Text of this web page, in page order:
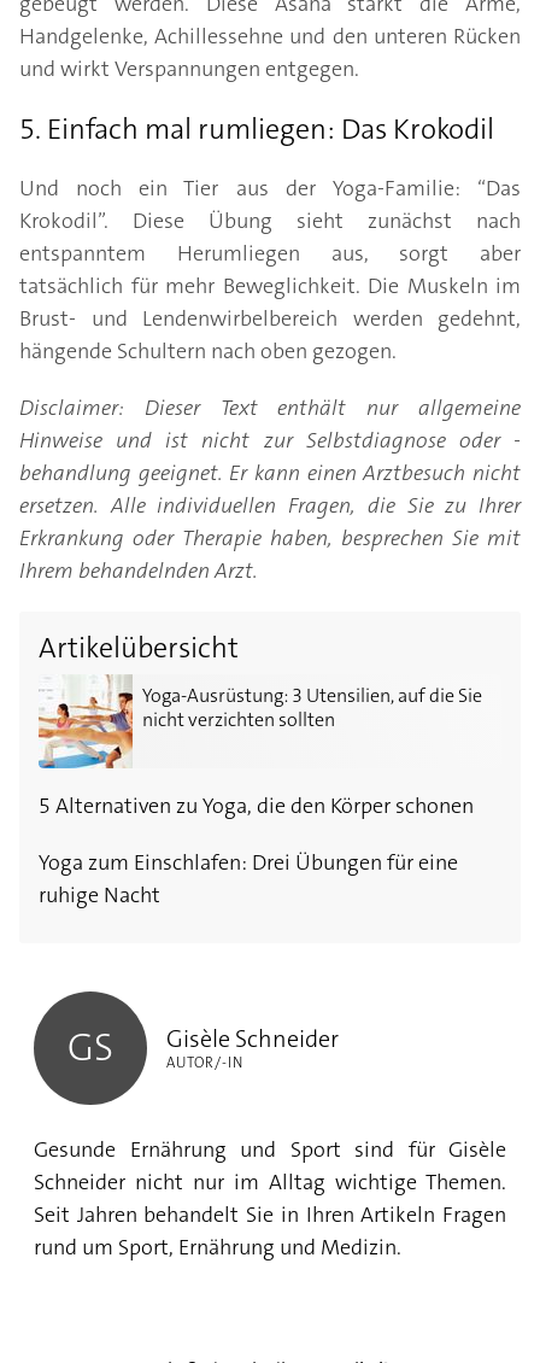
Handgelenke, Achillessehne und den unteren Rücken
und wirkt Verspannungen entgegen.
5. Einfach mal rumliegen: Das Krokodil
Und noch ein Tier aus der Yoga-Familie: “Das
Krokodil”. Diese Übung sieht zunächst nach
entspanntem Herumliegen aus, sorgt aber
tatsächlich für mehr Beweglichkeit. Die Muskeln im
Brust- und Lendenwirbelbereich werden gedehnt,
hängende Schultern nach oben gezogen.
Disclaimer: Dieser Text enthält nur allgemeine
Hinweise und ist nicht zur Selbstdiagnose oder -
behandlung geeignet. Er kann einen Arztbesuch nicht
ersetzen. Alle individuellen Fragen, die Sie zu Ihrer
Erkrankung oder Therapie haben, besprechen Sie mit
Ihrem behandelnden Arzt.
Artikelübersicht
Yoga-Ausrüstung: 3 Utensilien, auf die Sie
nicht verzichten sollten
Yoga-Ausrüstung: 3 Utensilien, auf die Sie nicht
5 Alternativen zu Yoga, die den Körper schonen
Yoga zum Einschlafen: Drei Übungen für eine
ruhige Nacht
GS Gisèle Schneider
AUTOR/-IN
Gesunde Ernährung und Sport sind für Gisèle
Schneider nicht nur im Alltag wichtige Themen.
Seit Jahren behandelt Sie in Ihren Artikeln Fragen
rund um Sport, Ernährung und Medizin.